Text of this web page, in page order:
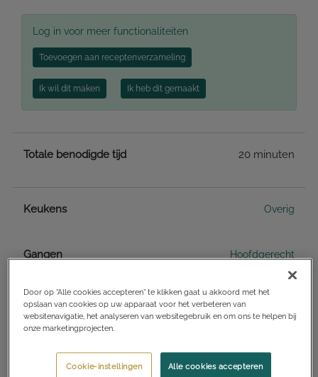
Log in voor meer functionaliteiten
Toevoegen aan receptenverzameling
Ik wil dit maken Ik heb dit gemaakt
Totale benodigde tijd 20 minuten
Keukens Overig
Gangen Hoofdgerecht
Diëten
Notenvrij
Door op “Alle cookies accepteren” te klikken gaat u akkoord met het
opslaan van cookies op uw apparaat voor het verbeteren van
websitenavigatie, het analyseren van websitegebruik en om ons te helpen bij
onze marketingprojecten.
Alle cookies accepteren
Cookie-instellingen